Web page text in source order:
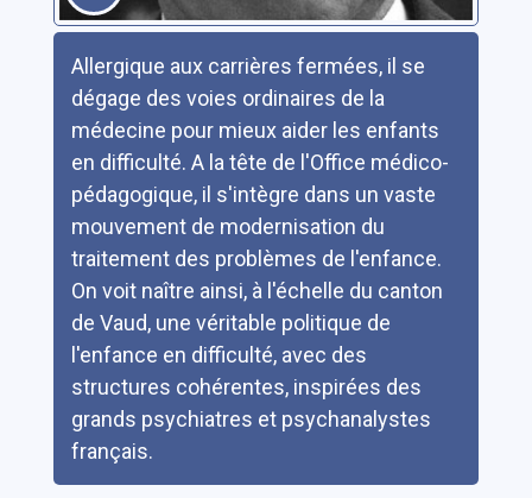
Allergique aux carrières fermées, il se
dégage des voies ordinaires de la
médecine pour mieux aider les enfants
en difficulté. A la tête de l'Office médico-
pédagogique, il s'intègre dans un vaste
mouvement de modernisation du
traitement des problèmes de l'enfance.
On voit naître ainsi, à l'échelle du canton
de Vaud, une véritable politique de
l'enfance en difficulté, avec des
structures cohérentes, inspirées des
grands psychiatres et psychanalystes
français.